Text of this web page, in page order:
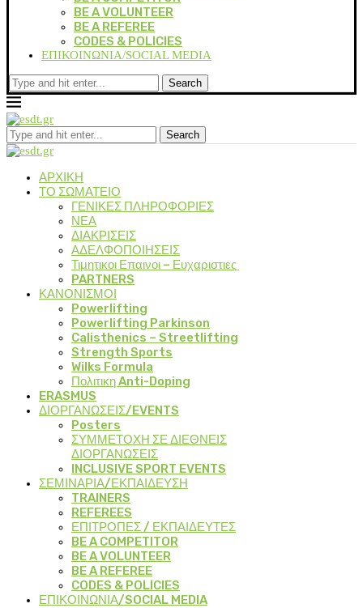
BE A VOLUNTEER
BE A REFEREE
CODES & POLICIES
ΕΠΙΚΟΙΝΩΝΙΑ/SOCIAL MEDIA
Search
Search
ΑΡΧΙΚΗ
ΤΟ ΣΩΜΑΤΕΙΟ
ΓΕΝΙΚΕΣ ΠΛΗΡΟΦΟΡΙΕΣ
ΝΕΑ
ΔΙΑΚΡΙΣΕΙΣ
ΑΔΕΛΦΟΠΟΙΗΣΕΙΣ
Τιμητικοι Επαινοι – Ευχαριστιες
PARTNERS
ΚΑΝΟΝΙΣΜΟΙ
Powerlifting
Powerlifting Parkinson
Calisthenics – Streetlifting
Strength Sports
Wilks Formula
Πολιτικη Anti-Doping
ERASMUS
ΔΙΟΡΓΑΝΩΣΕΙΣ/EVENTS
Posters
ΣΥΜΜΕΤΟΧΗ ΣΕ ΔΙΕΘΝΕΙΣ
ΔΙΟΡΓΑΝΩΣΕΙΣ
INCLUSIVE SPORT EVENTS
ΣΕΜΙΝΑΡΙΑ/ΕΚΠΑΙΔΕΥΣΗ
TRAINERS
REFEREES
ΕΠΙΤΡΟΠΕΣ / ΕΚΠΑΙΔΕΥΤΕΣ
BE A COMPETITOR
BE A VOLUNTEER
BE A REFEREE
CODES & POLICIES
ΕΠΙΚΟΙΝΩΝΙΑ/SOCIAL MEDIA